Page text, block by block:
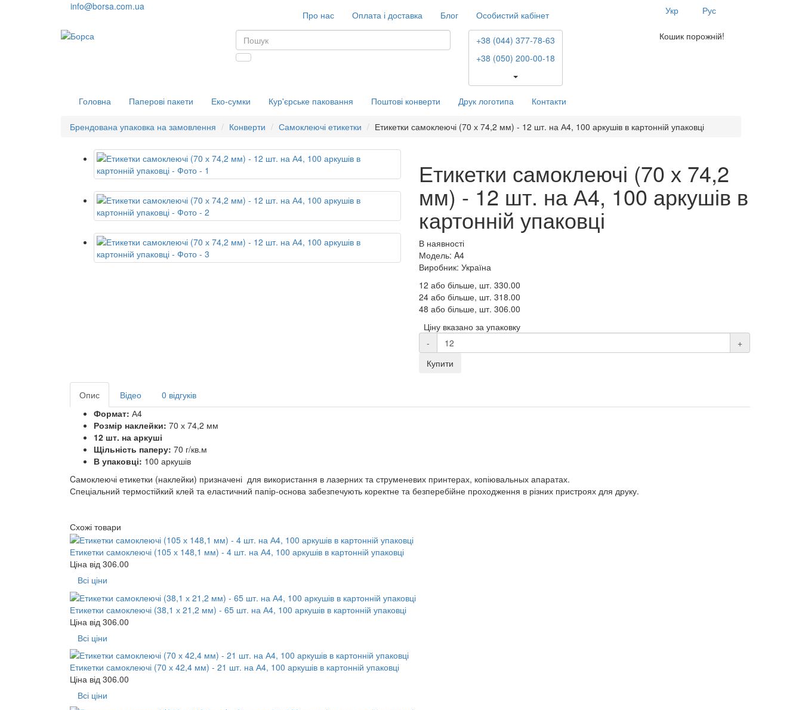
info@borsa.com.ua
Про нас Оплата і доставка Блог Особистий кабінет Укр Рус
+38 (044) 377-78-63
+38 (050) 200-00-18
Кошик порожній!
Головна Паперові пакети Еко-сумки Кур'єрське паковання Поштові конверти Друк логотипа Контакти
Брендована упаковка на замовлення Конверти Самоклеючі етикетки Етикетки самоклеючі (70 х 74,2 мм) - 12 шт. на А4, 100 аркушів в картонній упаковці
Етикетки самоклеючі (70 х 74,2
мм) - 12 шт. на А4, 100 аркушів в
картонній упаковці
В наявності
Модель: A4
Виробник: Україна
12 або більше, шт. 330.00
24 або більше, шт. 318.00
48 або більше, шт. 306.00
Ціну вказано за упаковку
-
+
Купити
Опис Відео
0 відгуків
Формат: А4
Розмір наклейки: 70 х 74,2 мм
12 шт. на аркуші
Щільність паперу: 70 г/кв.м
В упаковці: 100 аркушів
Cамоклеючі етикетки (наклейки) призначені для використання в лазерних та струменевих принтерах, копіювальных апаратах.
Спеціальний термостійкий клей та еластичний папір-основа забезпечують коректне та безперебійне проходження в різних пристроях для друку.
Схожі товари
Етикетки самоклеючі (105 х 148,1 мм) - 4 шт. на А4, 100 аркушів в картонній упаковці
Ціна від 306.00
Всі ціни
Етикетки самоклеючі (38,1 х 21,2 мм) - 65 шт. на А4, 100 аркушів в картонній упаковці
Ціна від 306.00
Всі ціни
Етикетки самоклеючі (70 х 42,4 мм) - 21 шт. на А4, 100 аркушів в картонній упаковці
Ціна від 306.00
Всі ціни